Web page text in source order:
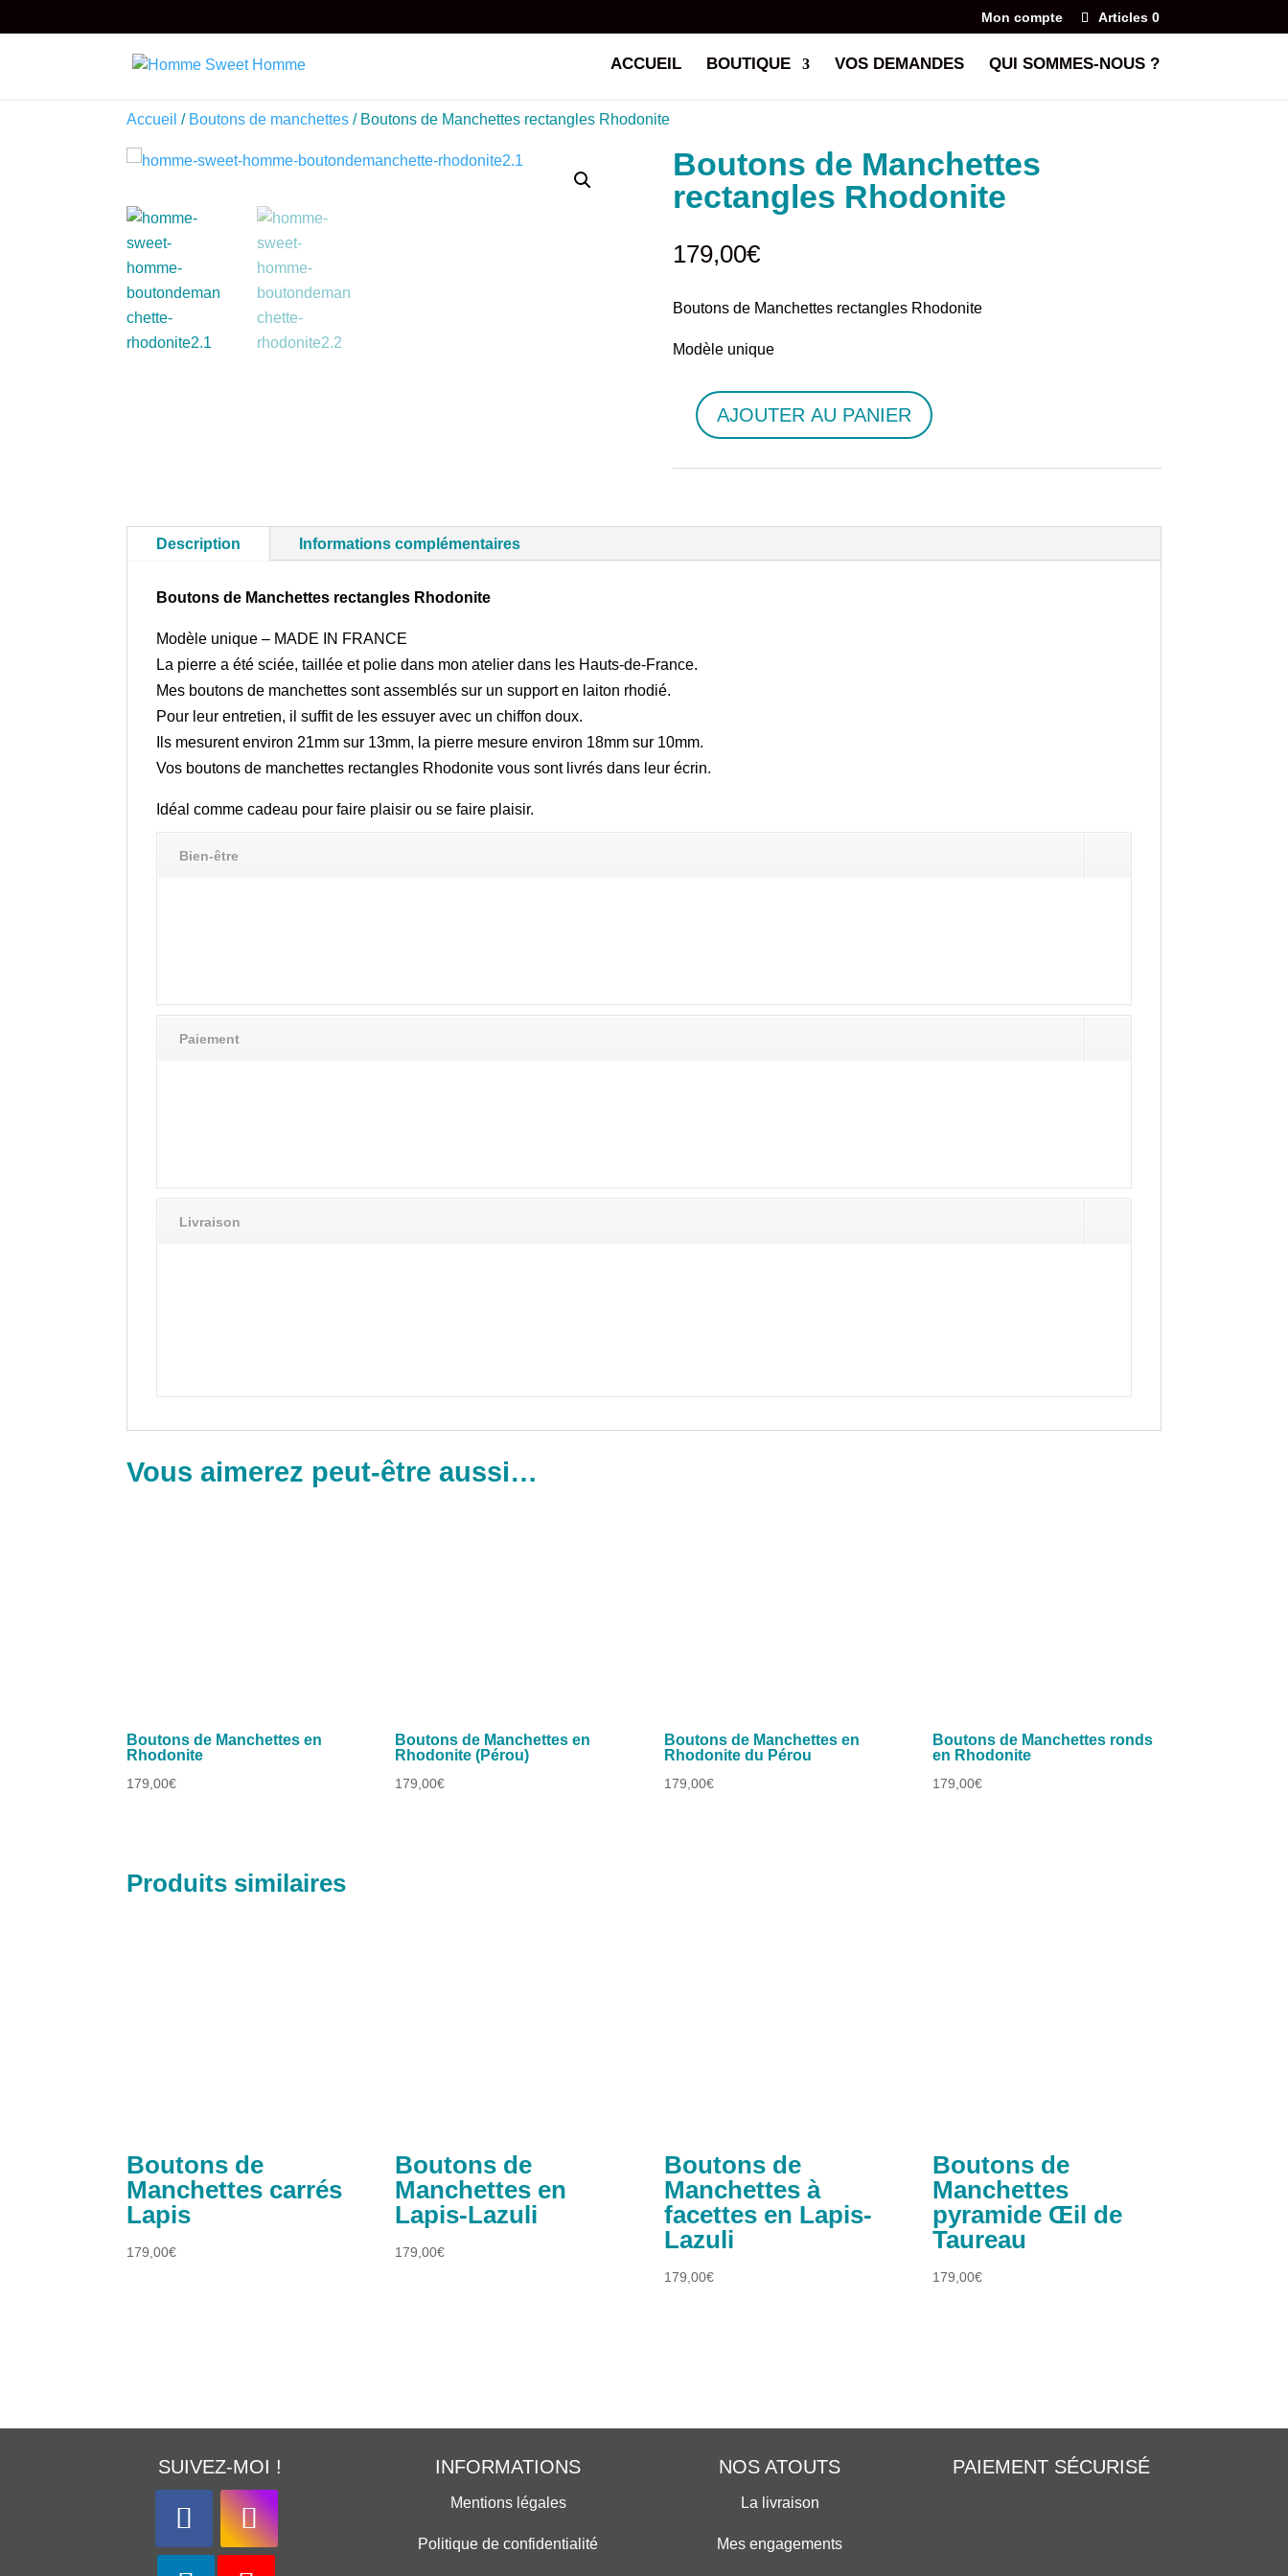
Mon compte Articles 0
ACCUEIL BOUTIQUE VOS DEMANDES QUI SOMMES-NOUS ?
Accueil / Boutons de manchettes / Boutons de Manchettes rectangles Rhodonite
Boutons de Manchettes
rectangles Rhodonite
179,00€
Boutons de Manchettes rectangles Rhodonite
Modèle unique
quantité
Manchettes
rectangles
AJOUTER AU PANIER
Description Informations complémentaires
Boutons de Manchettes rectangles Rhodonite
Modèle unique – MADE IN FRANCE
La pierre a été sciée, taillée et polie dans mon atelier dans les Hauts-de-France.
Mes boutons de manchettes sont assemblés sur un support en laiton rhodié.
Pour leur entretien, il suffit de les essuyer avec un chiffon doux.
Ils mesurent environ 21mm sur 13mm, la pierre mesure environ 18mm sur 10mm.
Vos boutons de manchettes rectangles Rhodonite vous sont livrés dans leur écrin.
Idéal comme cadeau pour faire plaisir ou se faire plaisir.
Bien-être
Paiement
Livraison
Vous aimerez peut-être aussi…
Boutons de Manchettes en
Rhodonite
179,00€
Boutons de Manchettes en
Rhodonite (Pérou)
179,00€
Boutons de Manchettes en
Rhodonite du Pérou
179,00€
Boutons de Manchettes ronds
en Rhodonite
179,00€
Produits similaires
Boutons de
Manchettes carrés
Lapis
179,00€
Boutons de
Manchettes en
Lapis-Lazuli
179,00€
Boutons de
Manchettes à
facettes en Lapis-
Lazuli
179,00€
Boutons de
Manchettes
pyramide Œil de
Taureau
179,00€
SUIVEZ-MOI ! INFORMATIONS
Mentions légales
Politique de confidentialité
NOS ATOUTS
La livraison
Mes engagements
PAIEMENT SÉCURISÉ